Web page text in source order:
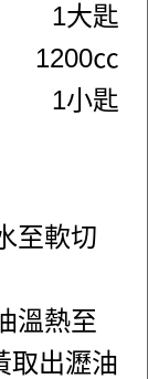
1大匙
1200㏄
1小匙
至軟切
溫熱至
取出瀝油